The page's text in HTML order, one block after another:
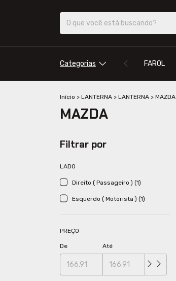
Categorias FAROL
Início > LANTERNA > LANTERNA > MAZDA
MAZDA
Filtrar por
LADO
Direito ( Passageiro ) (1)
Esquerdo ( Motorista ) (1)
PREÇO
De Até